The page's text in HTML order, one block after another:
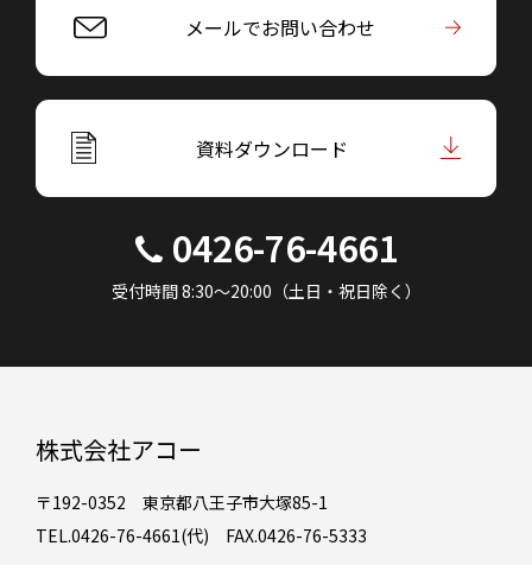
メールでお問い合わせ
資料ダウンロード
0426-76-4661
受付時間 8:30～20:00（土日・祝日除く）
株式会社アコー
〒192-0352 東京都八王子市大塚85-1
TEL.0426-76-4661(代) FAX.0426-76-5333